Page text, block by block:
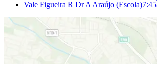
Vale Figueira R Dr A Araújo (Escola)7:45